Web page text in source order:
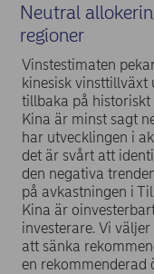
Neutral
regioner
Vinstestimaten
kinesisk vinsttillväxt
tillbaka på historiskt
Kina är minst sagt
har utvecklingen i
det är svårt att
den negativa
på avkastningen i
Kina är
investerare. Vi
att sänka
en rekommenderad